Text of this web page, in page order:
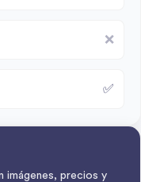
❌
✅
imágenes, precios y